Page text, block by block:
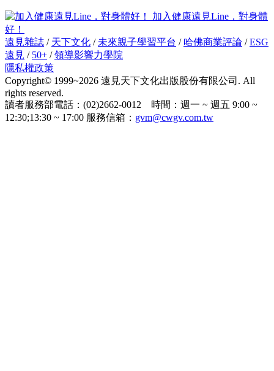
加入健康遠見Line，對身體
好！
遠見雜誌 / 天下文化 /未來親子學習平台 / 哈佛商業評論 /ESG
遠見 / 50+ /領導影響力學院
隱私權政策
Copyright© 1999~2026 遠見天下文化出版股份有限公司. All
rights reserved.
讀者服務部電話：(02)2662-0012 時間：週一 ~ 週五 9:00 ~
12:30;13:30 ~ 17:00 服務信箱： gvm@cwgv.com.tw